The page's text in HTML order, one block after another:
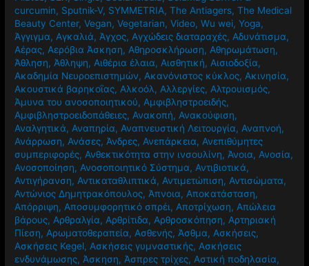
curcumin, Sputnik-V, SYMMETRIA,The Antiagers,The Medical
Beauty Center,Vegan,Vegetarian,Video,Wu wei,Yoga,
Άγγιγμα,Αγκαλιά,Άγχος,Αγχώδεις διαταραχές,Αδυνάτισμα,
Αέρας,Αερόβια Άσκηση,Αθηροσκλήρωση,Αθηρωμάτωση,
Άθληση,Άθληψη,Αιθέρια έλαια,Αισθητική,Αισιοδοξία,
Ακαδημία Νευροεπιστημών,Ακανόνιστος κύκλος,Ακινησία,
Ακουστικά βαρηκοΐας,Αλκοόλ,Αλλεργίες,Αλτρουισμός,
Άμυνα του ανοσοποιητικού,Αμφιβληστροειδής,
Αμφιβληστροειδοπάθειες,Ανακοπή,Ανακούφιση,
Αναλγητικά,Αναπηρία,Αναπνευστική Λειτουργία,Αναπνοή,
Ανάρρωση,Ανάσες,Άνδρες,Ανεπάρκεια,Ανεπιθύμητες
συμπεριφορές,Ανθεκτικότητα στην ινσουλίνη,Άνοια,Ανοσία,
Ανοσοποίηση,Ανοσοποιητικό Σύστημα,Αντιβιοτικά,
Αντιγήρανση,Αντικαταθλιπτικά,Αντιμετώπιση,Αντισώματα,
Αντώνιος Δημητρακόπουλος,Άπνοια,Αποκατάσταση,
Απόρριψη,Αποσυμφορητικό σπρέι,Αποτρίχωση,Απώλεια
βάρους,Αρθραλγία,Αρθρίτιδα,Αρθροσκόπηση,Αρτηριακή
Πίεση,Αρωματοθεραπεία,Ασθενής,Άσθμα,Ασκήσεις,
Ασκήσεις Kegel,Ασκήσεις γυμναστικής,Ασκήσεις
ενδυνάμωσης,Άσκηση,Άσπρες τρίχες,Αστική ποδηλασία,